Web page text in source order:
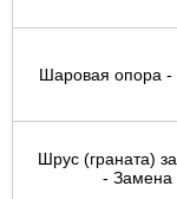
Шаровая опора -
Шрус (граната)
- Замена